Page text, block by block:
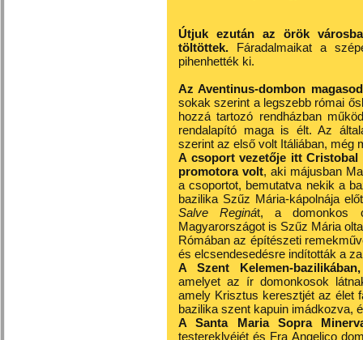
Útjuk ezután az örök
töltöttek. Fáradalmaikat a
pihenhették ki.
Az Aventinus-dombon
sokak szerint a legszebb római
hozzá tartozó rendházban
rendalapító maga is élt. Az
szerint az első volt Itáliában, még
A csoport vezetője itt Cristobal
promotora volt, aki májusban
a csoportot, bemutatva nekik a
bazilika Szűz Mária-kápolnája
Salve Reginát, a domonkos
Magyarországot is Szűz Mária
Rómában az építészeti
és elcsendesedésre indították a
A Szent Kelemen-
amelyet az ír domonkosok
amely Krisztus keresztjét az élet
bazilika szent kapuin imádkozva,
A Santa Maria Sopra
testereklyéjét és Fra Angelico